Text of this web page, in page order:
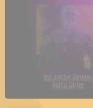
Ich suche Gegner,
keine Opfer